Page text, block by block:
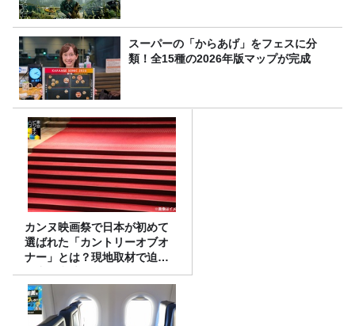
スーパーの「からあげ」をフェスに分
類！全15種の2026年版マップが完成
カンヌ映画祭で日本が初めて
選ばれた「カントリーオブオ
ナー」とは？現地取材で迫る
選出の意味